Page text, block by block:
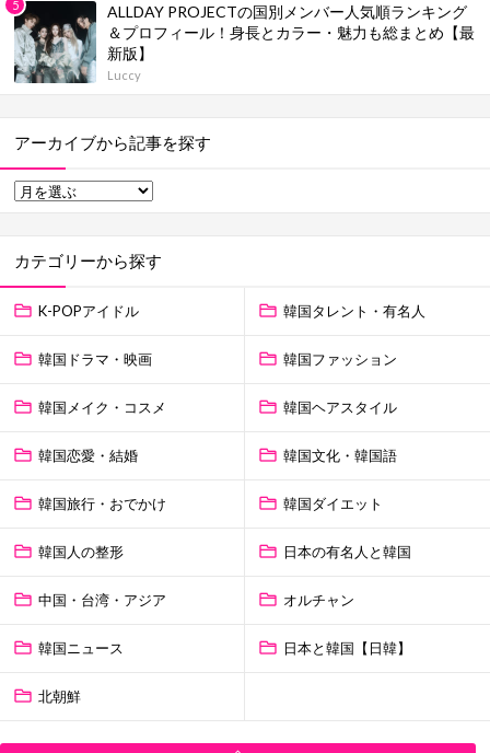
ALLDAY PROJECTの国別メンバー人気順ランキング
＆プロフィール！身長とカラー・魅力も総まとめ【最
新版】
Luccy
アーカイブから記事を探す
カテゴリーから探す
K-POPアイドル 韓国タレント・有名人
韓国ドラマ・映画 韓国ファッション
韓国メイク・コスメ 韓国ヘアスタイル
韓国恋愛・結婚 韓国文化・韓国語
韓国旅行・おでかけ 韓国ダイエット
韓国人の整形 日本の有名人と韓国
中国・台湾・アジア オルチャン
韓国ニュース 日本と韓国【日韓】
北朝鮮